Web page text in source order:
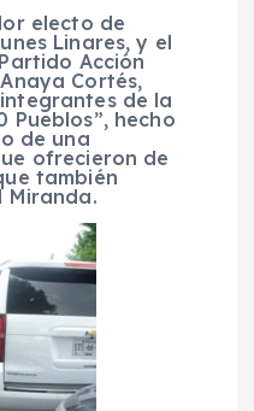
electo de
Linares, y el
Acción
Cortés,
de la
Pueblos”, hecho
de una
ofrecieron de
también
Miranda.